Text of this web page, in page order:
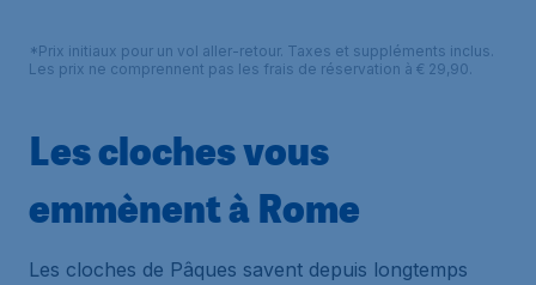
*Prix initiaux pour un vol aller-retour. Taxes et suppléments inclus.
Les prix ne comprennent pas les frais de réservation à € 29,90.
Les cloches vous
emmènent à Rome
Les cloches de Pâques savent depuis longtemps